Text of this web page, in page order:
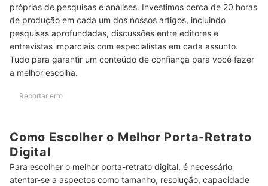
Funções à Distância
Top 10 Melhores Porta-Retratos Digitais
Perguntas Frequentes Sobre Porta-Retratos Digitais
Como Funciona um Porta-Retrato Digital?
Quantas Fotos Cabem em um Porta-Retrato Digital?
Confira Nossas Indicações de Cartões de Memória, Pen Drives e
Mais
próprias de pesquisas e análises. Investimos cerca de 20 horas
de produção em cada um dos nossos artigos, incluindo
pesquisas aprofundadas, discussões entre editores e
entrevistas imparciais com especialistas em cada assunto.
Tudo para garantir um conteúdo de confiança para você fazer
a melhor escolha.
Reportar erro
Como Escolher o Melhor Porta-Retrato
Digital
Para escolher o melhor porta-retrato digital, é necessário
atentar-se a aspectos como tamanho, resolução, capacidade